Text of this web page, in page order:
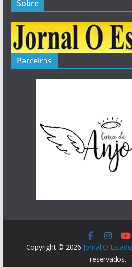
Sobre
Parceiros
Copyright © 2026 Jornal O Estado
reservados.